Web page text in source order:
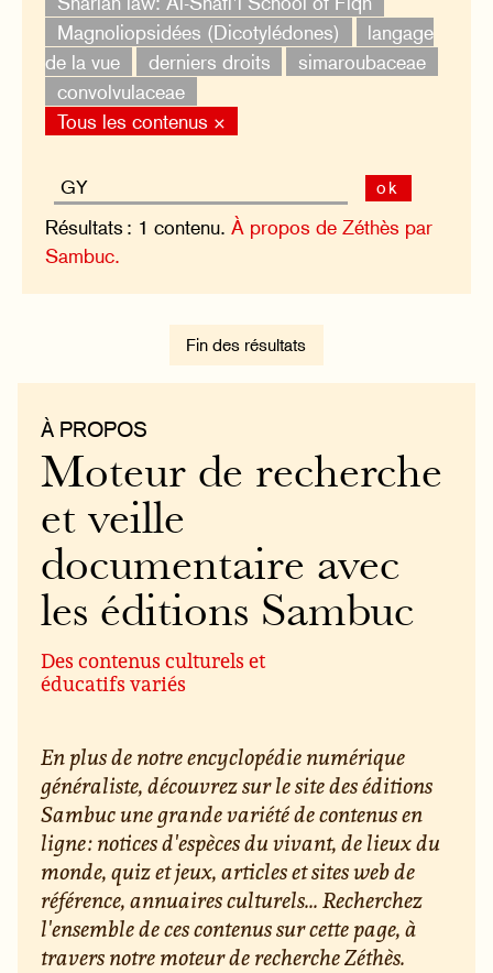
Magnoliopsidées (Dicotylédones)
langage
de la vue
derniers droits
simaroubaceae
convolvulaceae
Tous les contenus ×
ok
Résultats : 1 contenu.À propos de Zéthès par
Sambuc.
Fin des résultats
À PROPOS
Moteur de recherche
et veille
documentaire avec
les éditions Sambuc
Des contenus culturels et
éducatifs variés
En plus de notre encyclopédie numérique
généraliste, découvrez sur le site des éditions
Sambuc une grande variété de contenus en
ligne : notices d'espèces du vivant, de lieux du
monde, quiz et jeux, articles et sites web de
référence, annuaires culturels... Recherchez
l'ensemble de ces contenus sur cette page, à
travers notre moteur de recherche Zéthès.